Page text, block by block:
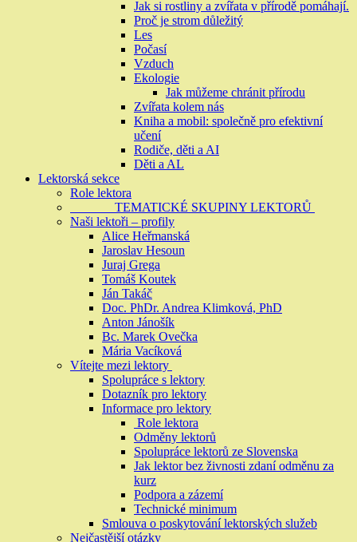
Jak si rostliny a zvířata v přírodě pomáhají.
Proč je strom důležitý
Les
Počasí
Vzduch
Ekologie
Jak můžeme chránit přírodu
Zvířata kolem nás
Kniha a mobil: společně pro efektivní
učení
Rodiče, děti a AI
Děti a AL
Lektorská sekce
Role lektora
TEMATICKÉ SKUPINY LEKTORŮ
Naši lektoři – profily
Alice Heřmanská
Jaroslav Hesoun
Juraj Grega
Tomáš Koutek
Ján Takáč
Doc. PhDr. Andrea Klimková, PhD
Anton Jánošík
Bc. Marek Ovečka
Mária Vacíková
Vítejte mezi lektory
Spolupráce s lektory
Dotazník pro lektory
Informace pro lektory
Role lektora
Odměny lektorů
Spolupráce lektorů ze Slovenska
Jak lektor bez živnosti zdaní odměnu za
kurz
Podpora a zázemí
Technické minimum
Smlouva o poskytování lektorských služeb
Nejčastější otázky